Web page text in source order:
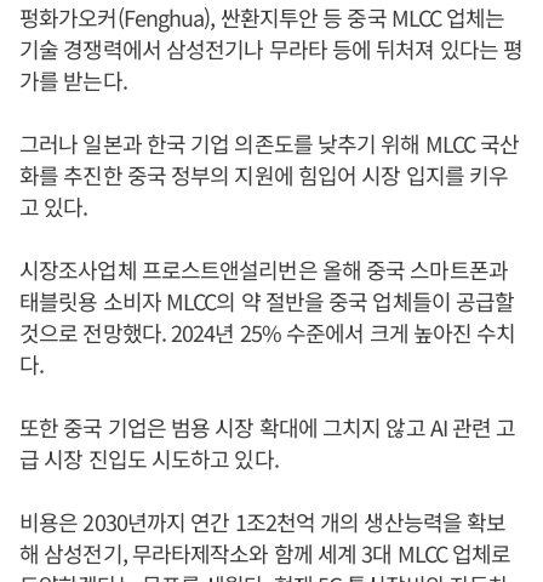
펑화가오커(Fenghua), 싼환지투안 등 중국 MLCC 업체는
기술 경쟁력에서 삼성전기나 무라타 등에 뒤처져 있다는 평
가를 받는다.
그러나 일본과 한국 기업 의존도를 낮추기 위해 MLCC 국산
화를 추진한 중국 정부의 지원에 힘입어 시장 입지를 키우
고 있다.
시장조사업체 프로스트앤설리번은 올해 중국 스마트폰과
태블릿용 소비자 MLCC의 약 절반을 중국 업체들이 공급할
것으로 전망했다. 2024년 25% 수준에서 크게 높아진 수치
다.
또한 중국 기업은 범용 시장 확대에 그치지 않고 AI 관련 고
급 시장 진입도 시도하고 있다.
비용은 2030년까지 연간 1조2천억 개의 생산능력을 확보
해 삼성전기, 무라타제작소와 함께 세계 3대 MLCC 업체로